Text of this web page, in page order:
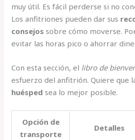
muy útil. Es fácil perderse si no
Los anfitriones pueden dar sus
consejos sobre cómo moverse.
evitar las horas pico o ahorrar
Con esta sección, el libro de
esfuerzo del anfitrión. Quiere que
huésped sea lo mejor posible.
Opción de
transporte
Detalles